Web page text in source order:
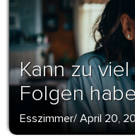
Kann zu
Folgen
Esszimmer/ April 20,